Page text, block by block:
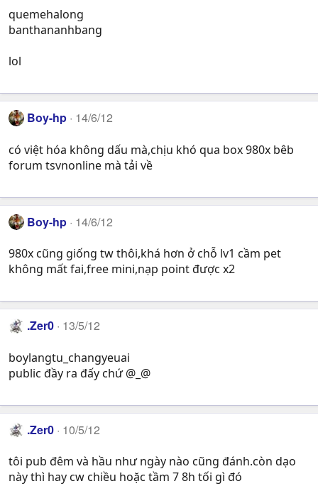
quemehalong
banthananhbang
lol
Boy-hp 14/6/12
có việt hóa không dấu mà,chịu khó qua box 980x bêb
forum tsvnonline mà tải về
Boy-hp 14/6/12
980x cũng giống tw thôi,khá hơn ở chỗ lv1 cầm pet
không mất fai,free mini,nạp point được x2
.Zer0 13/5/12
boylangtu_changyeuai
public đầy ra đấy chứ @_@
.Zer0 10/5/12
tôi pub đêm và hầu như ngày nào cũng đánh.còn dạo
này thì hay cw chiều hoặc tầm 7 8h tối gì đó